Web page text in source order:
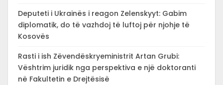
Deputeti i Ukrainës i reagon Zelenskyyt: Gabim
diplomatik, do të vazhdoj të luftoj për njohje të
Kosovës
Rasti i ish Zëvendëskryeministrit Artan Grubi:
Vështrim juridik nga perspektiva e një doktoranti
në Fakultetin e Drejtësisë